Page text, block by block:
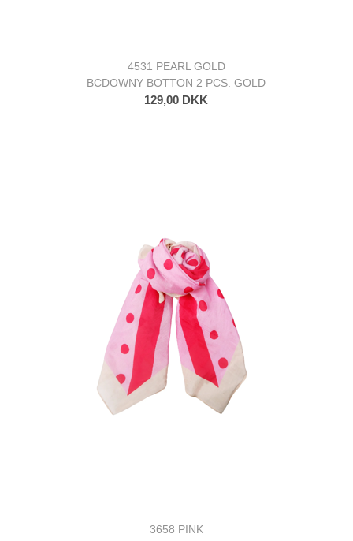
4531 PEARL GOLD
BCDOWNY BOTTON 2 PCS. GOLD
129,00 DKK
3658 PINK